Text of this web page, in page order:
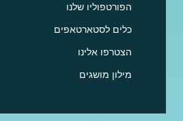
הפורטפוליו שלנו
כלים לסטארטאפים
הצטרפו אלינו
מילון מושגים